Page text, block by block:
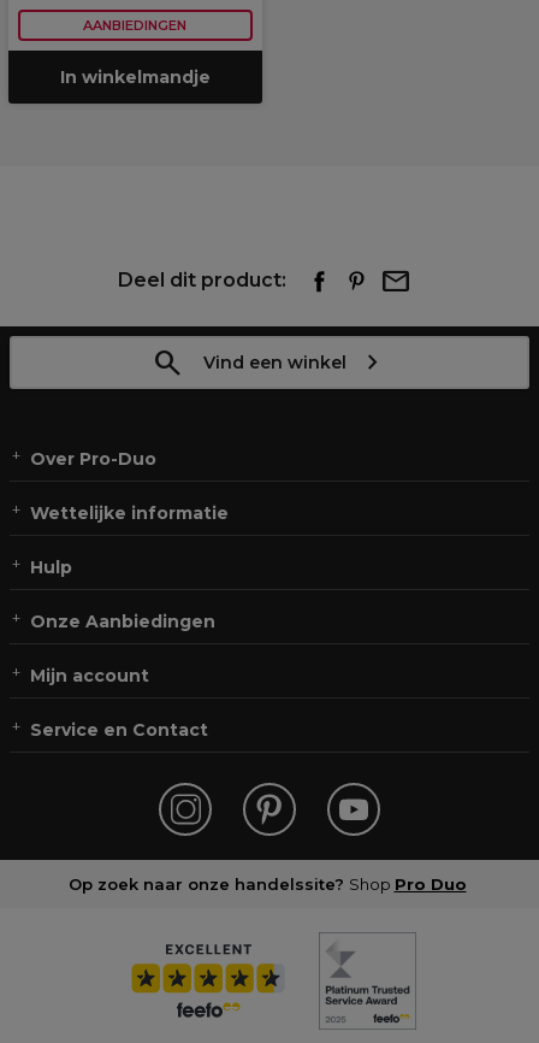
AANBIEDINGEN
In winkelmandje
Deel dit product:
Vind een winkel
Over Pro-Duo
Wettelijke informatie
Hulp
Onze Aanbiedingen
Mijn account
Service en Contact
Op zoek naar onze handelssite? Shop Pro Duo